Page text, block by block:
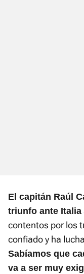
El capitán Raúl
triunfo ante Italia
contentos por los
confiado y ha
Sabíamos que
va a ser muy